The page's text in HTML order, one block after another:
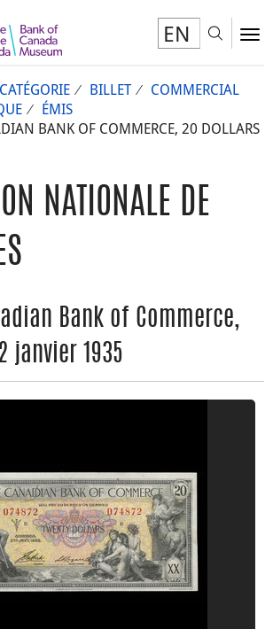
EN
BILLET
COMMERCIAL
ÉMIS
BANK OF COMMERCE, 20 DOLLARS
NATIONALE DE
Bank of Commerce,
janvier 1935